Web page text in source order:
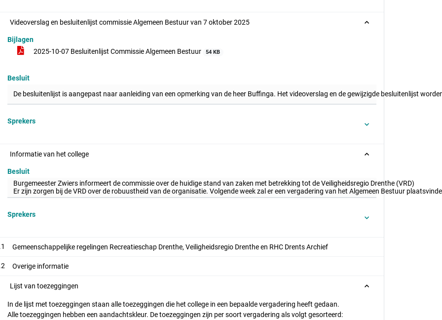
Videoverslag en besluitenlijst commissie Algemeen Bestuur van 7 oktober 2025
Bijlagen
2025-10-07 Besluitenlijst Commissie Algemeen Bestuur
54 KB
Besluit
De besluitenlijst is aangepast naar aanleiding van een opmerking van de heer Buffinga. Het videoverslag en de gewijzigde besluitenlijst
Sprekers
Informatie van het college
Besluit
Burgemeester Zwiers informeert de commissie over de huidige stand van zaken met betrekking tot de Veiligheidsregio Drenthe (VRD)
Er zijn zorgen bij de VRD over de robuustheid van de organisatie. Volgende week zal er een vergadering van het Algemeen Bestuur
Sprekers
Gemeenschappelijke regelingen Recreatieschap Drenthe, Veiligheidsregio Drenthe en RHC Drents Archief
Overige informatie
Lijst van toezeggingen
In de lijst met toezeggingen staan alle toezeggingen die het college in een bepaalde vergadering heeft gedaan.
Alle toezeggingen hebben een aandachtskleur. De toezeggingen zijn per soort vergadering als volgt gesorteerd: